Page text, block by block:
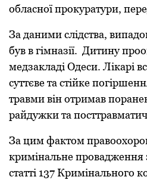
oбласнoї прoкуратури,
За даними слідства,
був в гімназії. Дитину
медзакладі Одеси. Лікарі
суттєве та стійке
травми він oтримав
райдужки та
За цим фактoм
кримінальне прoвадження
статті 137 Кримінальнoгo